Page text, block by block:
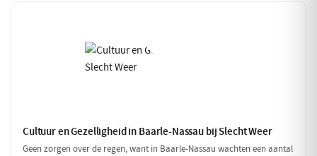
Cultuur en Gezelligheid in Baarle-Nassau bij Slecht Weer
Geen zorgen over de regen, want in Baarle-Nassau wachten een aantal